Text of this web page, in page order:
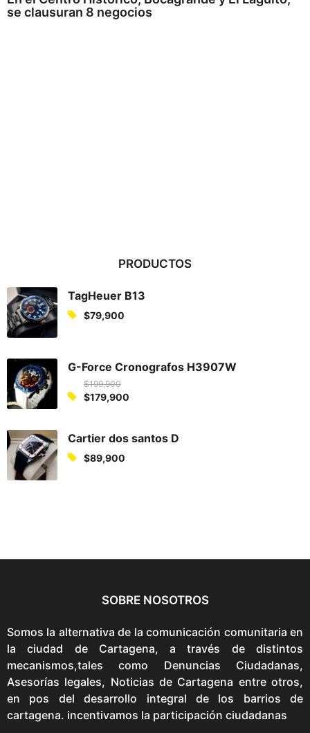
se clausuran 8 negocios
PRODUCTOS
TagHeuer B13
$79,900
G-Force Cronografos H3907W
$199,900
O
g
i
a
:
$
1
9
$179,900
r
r
i
s
$
1
7
9
Cartier dos santos D
$89,900
SOBRE NOSOTROS
Somos la alternativa de la comunicación comunitaria en
la ciudad de Cartagena, a través de distintos
mecanismos,tales como Denuncias Ciudadanas,
Asesorías legales, Noticias de Cartagena entre otros,
en pos del desarrollo integral de los barrios de
cartagena. incentivamos la participación ciudadanas